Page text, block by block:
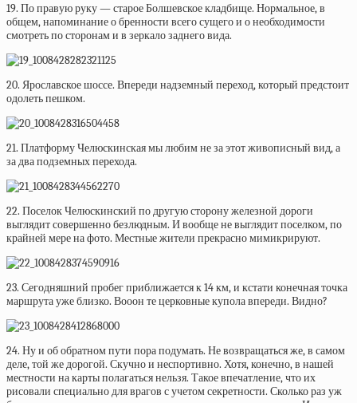
19. По правую руку — старое Болшевское кладбище. Нормальное, в
общем, напоминание о бренности всего сущего и о необходимости
смотреть по сторонам и в зеркало заднего вида.
20. Ярославское шоссе. Впереди надземный переход, который предстоит
одолеть пешком.
21. Платформу Челюскинская мы любим не за этот живописный вид, а
за два подземных перехода.
22. Поселок Челюскинский по другую сторону железной дороги
выглядит совершенно безлюдным. И вообще не выглядит поселком, по
крайней мере на фото. Местные жители прекрасно мимикрируют.
23. Сегодняшний пробег приближается к 14 км, и кстати конечная точка
маршрута уже близко. Вооон те церковные купола впереди. Видно?
24. Ну и об обратном пути пора подумать. Не возвращаться же, в самом
деле, той же дорогой. Скучно и неспортивно. Хотя, конечно, в нашей
местности на карты полагаться нельзя. Такое впечатление, что их
рисовали специально для врагов с учетом секретности. Сколько раз уж